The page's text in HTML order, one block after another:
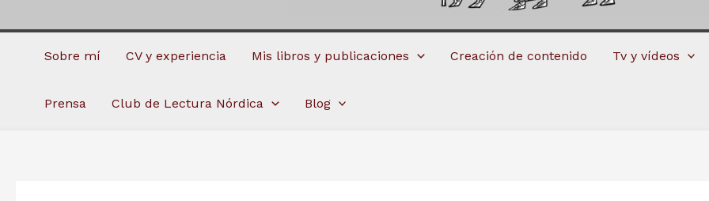
Sobre mí CV y experiencia Mis libros y publicaciones Creación de contenido Tv y vídeos
Prensa Club de Lectura Nórdica Blog